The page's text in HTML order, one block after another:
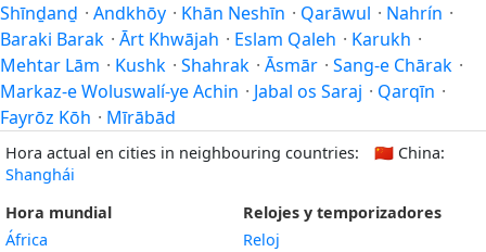
Shīnḏanḏ · Andkhōy · Khān Neshīn · Qarāwul · Nahrín ·
Baraki Barak · Ārt Khwājah · Eslam Qaleh · Karukh ·
Mehtar Lām · Kushk · Shahrak · Āsmār · Sang-e Chārak ·
Markaz-e Woluswalí-ye Achin · Jabal os Saraj · Qarqīn ·
Fayrōz Kōh · Mīrābād
Hora actual en cities in neighbouring countries: 🇨🇳 China:
Shanghái
Hora mundial
África
Relojes y temporizadores
Reloj